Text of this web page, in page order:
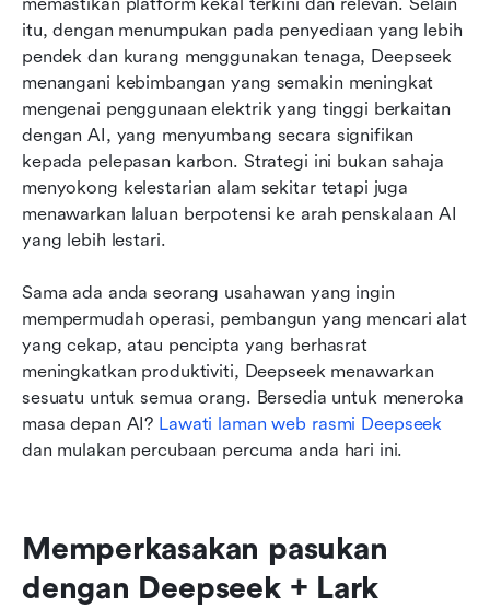
itu, dengan menumpukan pada penyediaan yang lebih
pendek dan kurang menggunakan tenaga, Deepseek
menangani kebimbangan yang semakin meningkat
mengenai penggunaan elektrik yang tinggi berkaitan
dengan AI, yang menyumbang secara signifikan
kepada pelepasan karbon. Strategi ini bukan sahaja
menyokong kelestarian alam sekitar tetapi juga
menawarkan laluan berpotensi ke arah penskalaan AI
yang lebih lestari.
Sama ada anda seorang usahawan yang ingin
mempermudah operasi, pembangun yang mencari alat
yang cekap, atau pencipta yang berhasrat
meningkatkan produktiviti, Deepseek menawarkan
sesuatu untuk semua orang. Bersedia untuk meneroka
masa depan AI? Lawati laman web rasmi Deepseek
dan mulakan percubaan percuma anda hari ini.
Memperkasakan pasukan
dengan Deepseek + Lark